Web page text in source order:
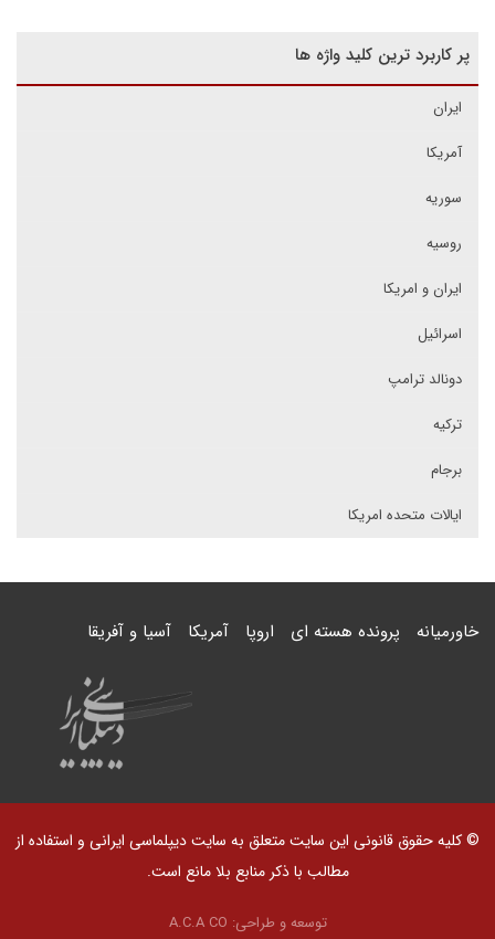
پر کاربرد ترین کلید واژه ها
ایران
آمریکا
سوریه
روسیه
ایران و امریکا
اسرائیل
دونالد ترامپ
ترکیه
برجام
ایالات متحده امریکا
خاورمیانه پرونده هسته ای اروپا آمریکا آسیا و آفریقا
© کلیه حقوق قانونی این سایت متعلق به سایت دیپلماسی ایرانی و استفاده از
مطالب با ذکر منابع بلا مانع است.
توسعه و طراحی: A.C.A CO